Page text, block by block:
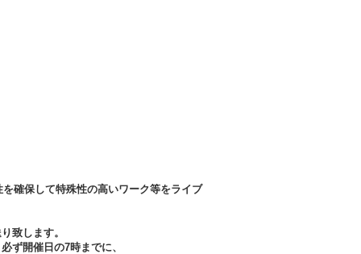
確保して特殊性の高いワーク等をライブ
致します。
ず開催日の7時までに、